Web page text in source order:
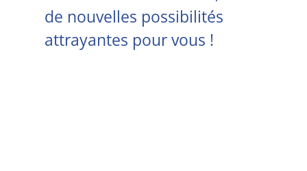
de nouvelles possibilités
attrayantes pour vous !